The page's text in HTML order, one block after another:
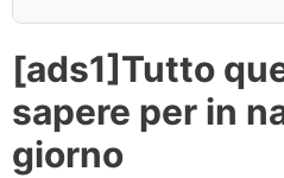
[ads1]Tutto
sapere per in
giorno